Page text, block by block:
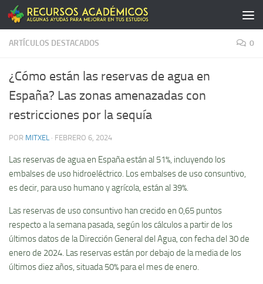
Saltar al contenido
ARTÍCULOS DESTACADOS 0
¿Cómo están las reservas de agua en
España? Las zonas amenazadas con
restricciones por la sequía
POR MITXEL · FEBRERO 6, 2024
Las reservas de agua en España están al 51%, incluyendo los
embalses de uso hidroeléctrico. Los embalses de uso consuntivo,
es decir, para uso humano y agrícola, están al 39%.
Las reservas de uso consuntivo han crecido en 0,65 puntos
respecto a la semana pasada, según los cálculos a partir de los
últimos datos de la Dirección General del Agua, con fecha del 30 de
enero de 2024. Las reservas están por debajo de la media de los
últimos diez años, situada 50% para el mes de enero.